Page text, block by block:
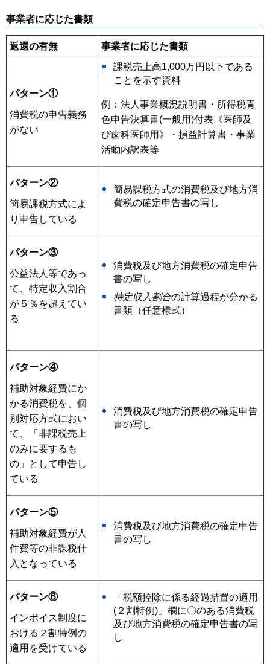
事業者に応じた書類
返還の有無 事業者に応じた書類
パターン①
消費税の申告義務
がない
課税売上高1,000万円以下である
ことを示す資料
例：法人事業概況説明書・所得税青
色申告決算書(一般用)付表《医師及
び歯科医師用》・損益計算書・事業
活動内訳表等
パターン②
簡易課税方式によ
り申告している
簡易課税方式の消費税及び地方消
費税の確定申告書の写し
パターン③
公益法人等であっ
て、特定収入割合
が５％を超えてい
る
消費税及び地方消費税の確定申告
書の写し
特定収入割合の計算過程が分かる
書類（任意様式）
パターン④
補助対象経費にか
かる消費税を、個
別対応方式におい
て、「非課税売上
のみに要するも
の」として申告し
ている
消費税及び地方消費税の確定申告
書の写し
パターン⑤
補助対象経費が人
件費等の非課税仕
入となっている
消費税及び地方消費税の確定申告
書の写し
パターン⑥
インボイス制度に
おける２割特例の
適用を受けている
「税額控除に係る経過措置の適用
(２割特例)」欄に〇のある消費税
及び地方消費税の確定申告書の写
し